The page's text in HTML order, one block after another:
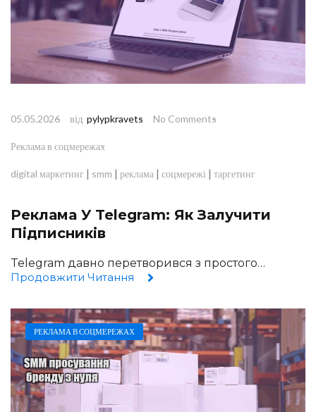
05.05.2026 від pylypkravets No Comments
Реклама в соцмережах
digital маркетинг | smm | реклама | соцмережі | таргетинг
Реклама У Telegram: Як Залучити
Підписників
Telegram давно перетворився з простого…
Продовжити Читання
РЕКЛАМА В СОЦМЕРЕЖАХ